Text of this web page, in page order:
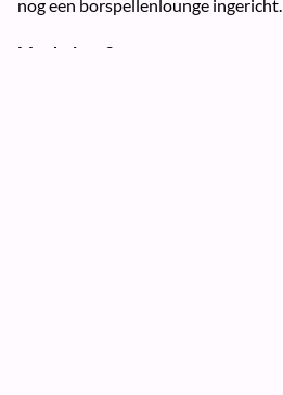
nog een borspellenlounge ingericht.
Meehelpen?